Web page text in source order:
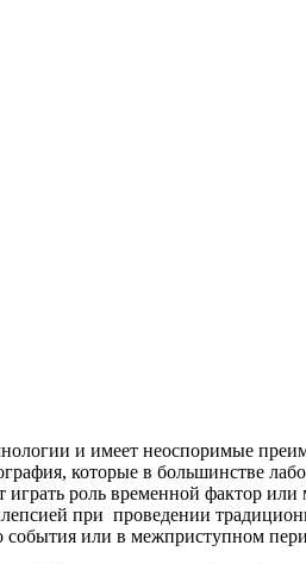
и имеет неоспоримые
которые в большинстве
роль временной фактор
при проведении
или в межприступном